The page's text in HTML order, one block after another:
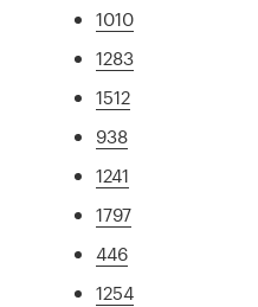
1010
1283
1512
938
1241
1797
446
1254